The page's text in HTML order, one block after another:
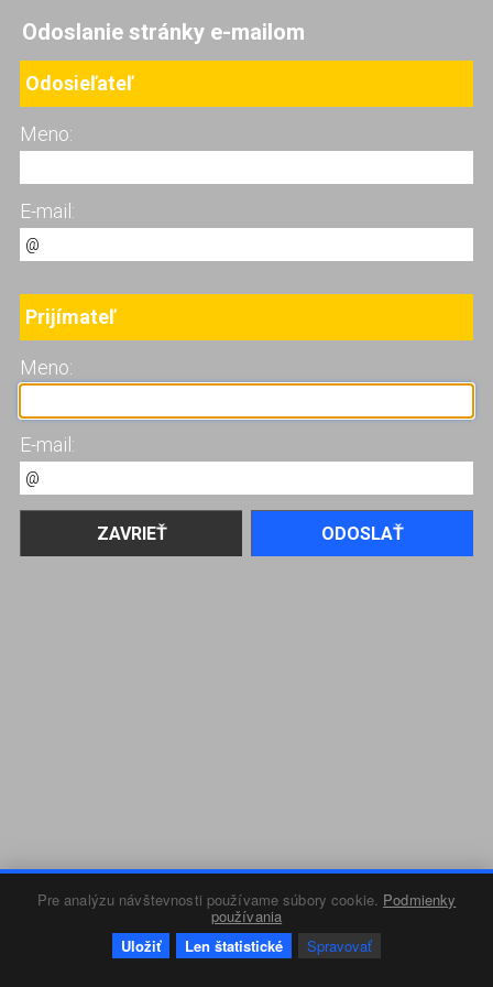
Pre analýzu návštevnosti používame súbory cookie. Podmienky
používania
Uložiť
Len štatistické Spravovať
Odoslanie stránky e-mailom
Odosieľateľ
Meno:
E-mail:
Prijímateľ
Meno:
E-mail: